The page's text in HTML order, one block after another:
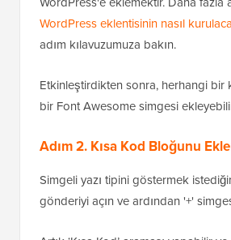
WordPress eklentisinin nasıl
adım kılavuzumuza bakın.
Etkinleştirdikten sonra, herhangi bir
bir Font Awesome simgesi
Adım 2. Kısa Kod Bloğunu
Simgeli yazı tipini göstermek
gönderiyi açın ve ardından '+'